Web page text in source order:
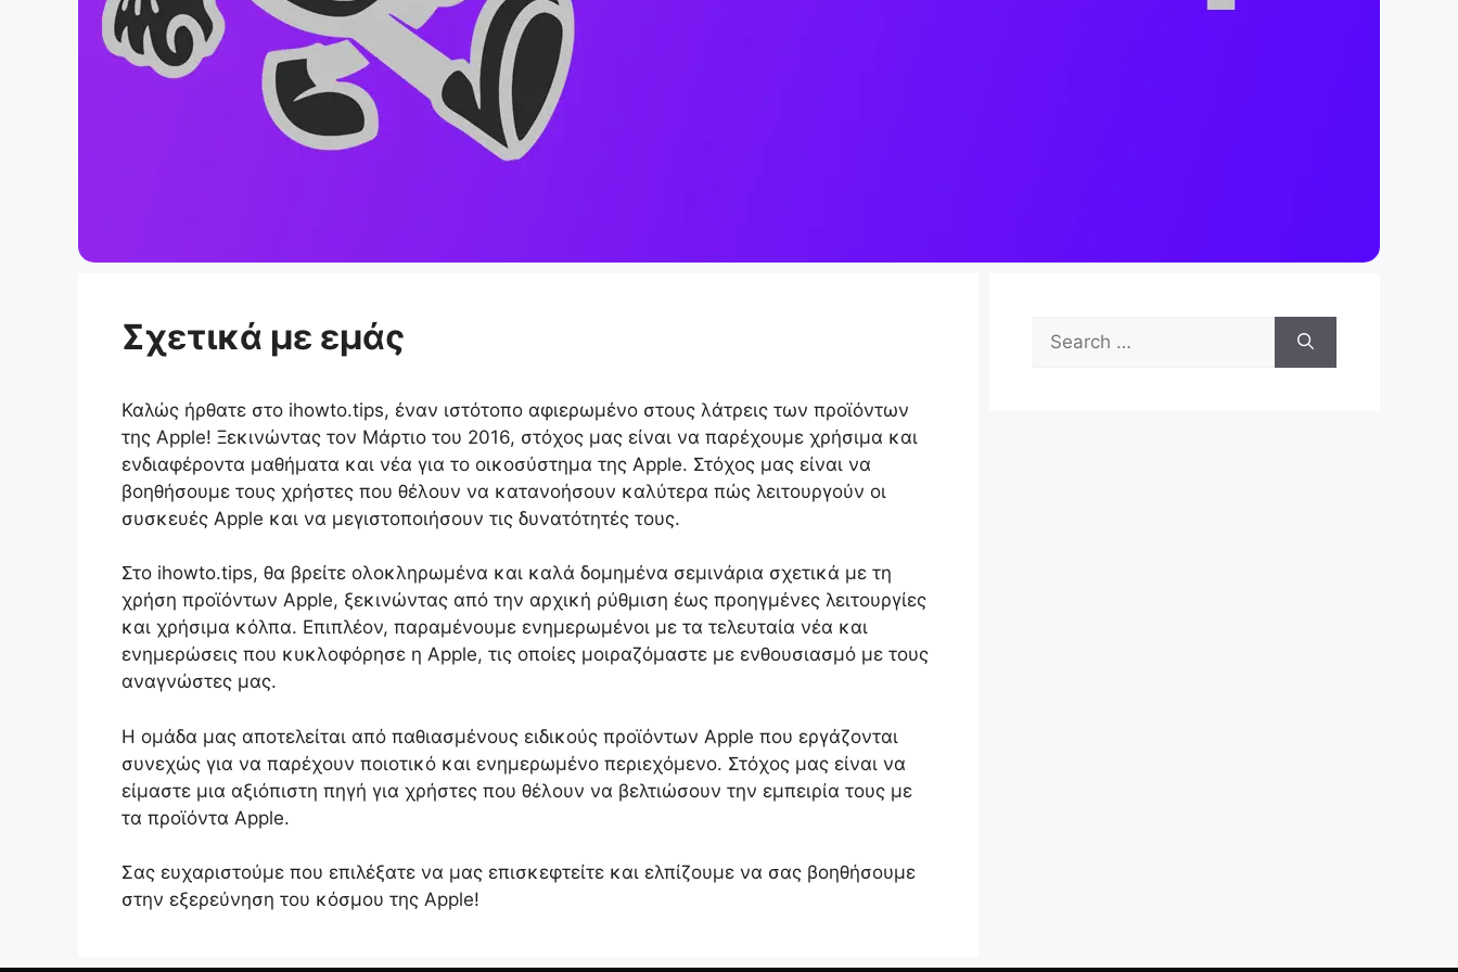
Σχετικά με εμάς
Καλώς ήρθατε στο ihowto.tips, έναν ιστότοπο αφιερωμένο στους λάτρεις των προϊόντων
της Apple! Ξεκινώντας τον Μάρτιο του 2016, στόχος μας είναι να παρέχουμε χρήσιμα και
ενδιαφέροντα μαθήματα και νέα για το οικοσύστημα της Apple. Στόχος μας είναι να
βοηθήσουμε τους χρήστες που θέλουν να κατανοήσουν καλύτερα πώς λειτουργούν οι
συσκευές Apple και να μεγιστοποιήσουν τις δυνατότητές τους.
Στο ihowto.tips, θα βρείτε ολοκληρωμένα και καλά δομημένα σεμινάρια σχετικά με τη
χρήση προϊόντων Apple, ξεκινώντας από την αρχική ρύθμιση έως προηγμένες λειτουργίες
και χρήσιμα κόλπα. Επιπλέον, παραμένουμε ενημερωμένοι με τα τελευταία νέα και
ενημερώσεις που κυκλοφόρησε η Apple, τις οποίες μοιραζόμαστε με ενθουσιασμό με τους
αναγνώστες μας.
Η ομάδα μας αποτελείται από παθιασμένους ειδικούς προϊόντων Apple που εργάζονται
συνεχώς για να παρέχουν ποιοτικό και ενημερωμένο περιεχόμενο. Στόχος μας είναι να
είμαστε μια αξιόπιστη πηγή για χρήστες που θέλουν να βελτιώσουν την εμπειρία τους με
τα προϊόντα Apple.
Σας ευχαριστούμε που επιλέξατε να μας επισκεφτείτε και ελπίζουμε να σας βοηθήσουμε
στην εξερεύνηση του κόσμου της Apple!
Ψάχνω
για: